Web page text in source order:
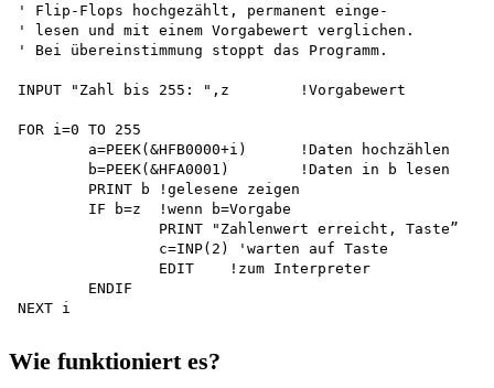
' Flip-Flops hochgezählt, permanent einge-
' lesen und mit einem Vorgabewert verglichen.
' Bei übereinstimmung stoppt das Programm.
INPUT "Zahl bis 255: ",z	!Vorgabewert
FOR i=0 TO 255
Wie funktioniert es?